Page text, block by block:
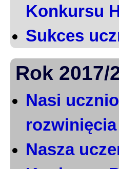
Konkursu
Sukces
Rok 2017/
Nasi
Nasza